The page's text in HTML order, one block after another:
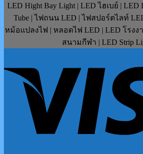
LED Hight Bay Light | LED ไฮเบย์ | LED
Tube | ไฟถนน LED | ไฟสปอร์ตไลท์
หม้อแปลงไฟ | หลอดไฟ LED | LED โรง
สนามกีฬา | LED Strip